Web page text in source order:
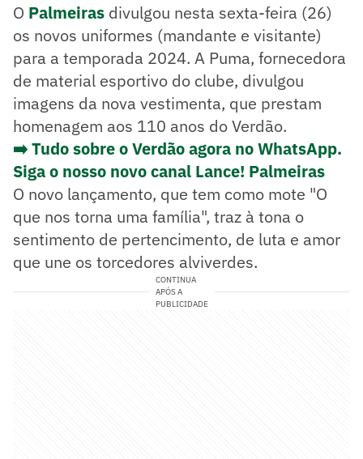
O Palmeiras divulgou nesta sexta-feira (26)
os novos uniformes (mandante e visitante)
para a temporada 2024. A Puma, fornecedora
de material esportivo do clube, divulgou
imagens da nova vestimenta, que prestam
homenagem aos 110 anos do Verdão.
➡️ Tudo sobre o Verdão agora no WhatsApp.
Siga o nosso novo canal Lance! Palmeiras
O novo lançamento, que tem como mote "O
que nos torna uma família", traz à tona o
sentimento de pertencimento, de luta e amor
que une os torcedores alviverdes.
CONTINUA
APÓS A
PUBLICIDADE